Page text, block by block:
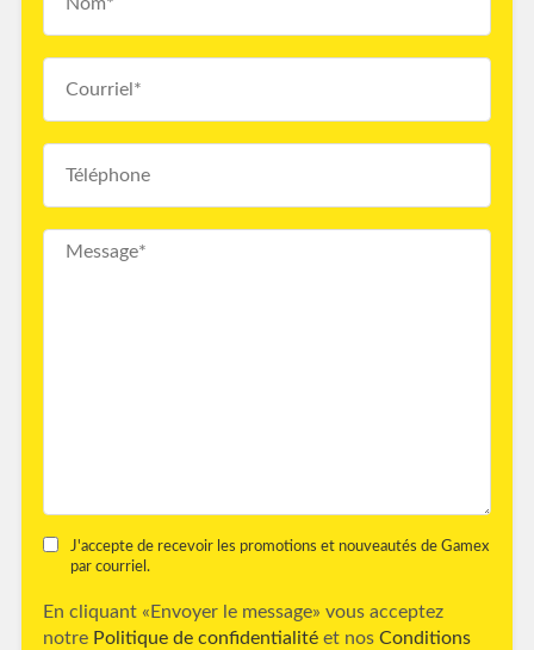
J'accepte de recevoir les promotions et nouveautés de Gamex
par courriel.
En cliquant «Envoyer le message» vous acceptez
notre Politique de confidentialité et nos Conditions